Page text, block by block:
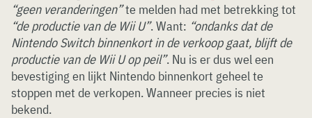
“geen veranderingen”te melden had met betrekking tot
“de productie van de Wii U”. Want: “ondanks dat de
Nintendo Switch binnenkort in de verkoop gaat, blijft de
productie van de Wii U op peil”. Nu is er dus wel een
bevestiging en lijkt Nintendo binnenkort geheel te
stoppen met de verkopen. Wanneer precies is niet
bekend.